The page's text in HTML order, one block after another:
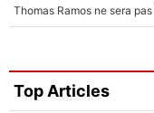
Top Articles